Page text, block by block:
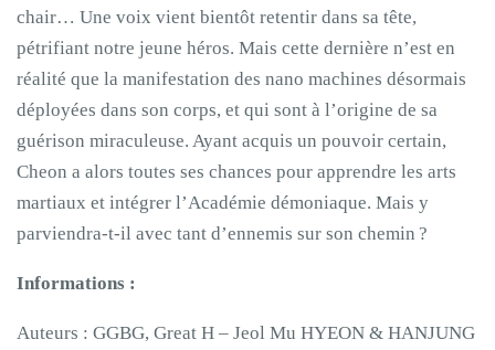
chair… Une voix vient bientôt retentir dans sa tête,
pétrifiant notre jeune héros. Mais cette dernière n’est en
réalité que la manifestation des nano machines désormais
déployées dans son corps, et qui sont à l’origine de sa
guérison miraculeuse. Ayant acquis un pouvoir certain,
Cheon a alors toutes ses chances pour apprendre les arts
martiaux et intégrer l’Académie démoniaque. Mais y
parviendra-t-il avec tant d’ennemis sur son chemin ?
Informations :
Auteurs : GGBG, Great H – Jeol Mu HYEON & HANJUNG